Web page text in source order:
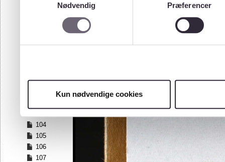
Nødvendig
Præferencer
Kun nødvendige cookies
97
100
104
105
106
107